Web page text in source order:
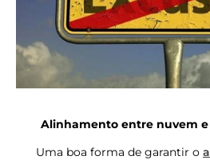
Alinhamento entre nuvem
Uma boa forma de garantir o